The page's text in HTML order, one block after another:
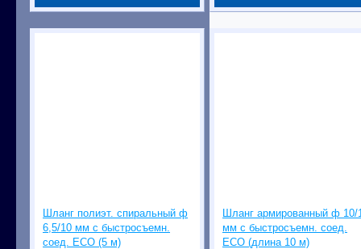
Шланг полиэт. спиральный ф
6,5/10 мм с быстросъемн.
соед. ECO (5 м)
Шланг армированный ф 10/
мм с быстросъемн. соед.
ECO (длина 10 м)